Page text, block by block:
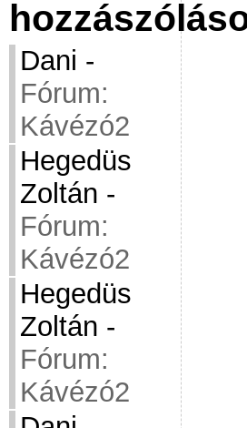
Dani -
Fórum:
Kávézó2
Hegedüs
Zoltán -
Fórum:
Kávézó2
Hegedüs
Zoltán -
Fórum:
Kávézó2